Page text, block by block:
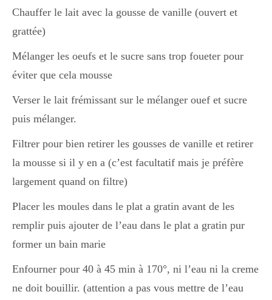
Chauffer le lait avec la gousse de vanille (ouvert et
grattée)
Mélanger les oeufs et le sucre sans trop foueter pour
éviter que cela mousse
Verser le lait frémissant sur le mélanger ouef et sucre
puis mélanger.
Filtrer pour bien retirer les gousses de vanille et retirer
la mousse si il y en a (c’est facultatif mais je préfère
largement quand on filtre)
Placer les moules dans le plat a gratin avant de les
remplir puis ajouter de l’eau dans le plat a gratin pur
former un bain marie
Enfourner pour 40 à 45 min à 170°, ni l’eau ni la creme
ne doit bouillir. (attention a pas vous mettre de l’eau